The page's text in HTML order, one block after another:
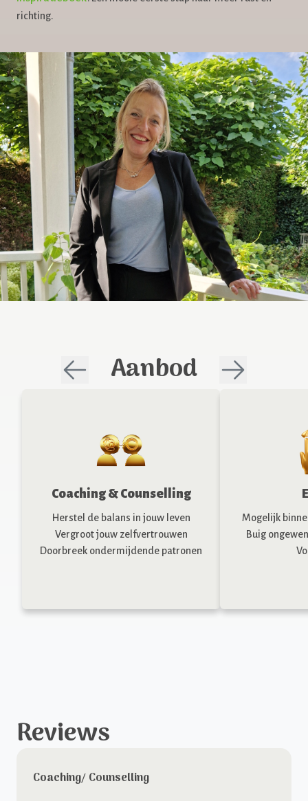
richting.
Aanbod
Coaching & Counselling
Herstel de balans in jouw leven
Vergroot jouw zelfvertrouwen
Doorbreek ondermijdende patronen
Mogelijk
Buig
Reviews
Coaching/Counselling